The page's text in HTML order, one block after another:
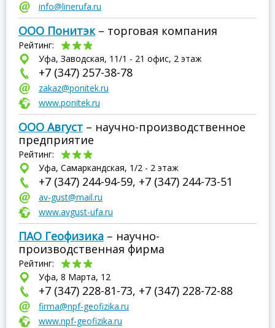
info@linerufa.ru
ООО Понитэк– торговая компания
Рейтинг:
Уфа, Заводская, 11/1 - 21 офис, 2 этаж
+7 (347) 257-38-78
zakaz@ponitek.ru
www.ponitek.ru
ООО Август – научно-производственное
предприятие
Рейтинг:
Уфа, Самаркандская, 1/2 - 2 этаж
+7 (347) 244-94-59, +7 (347) 244-73-51
av-gust@mail.ru
www.avgust-ufa.ru
ПАО Геофизика – научно-
производственная фирма
Рейтинг:
Уфа, 8 Марта, 12
+7 (347) 228-81-73, +7 (347) 228-72-88
firma@npf-geofizika.ru
www.npf-geofizika.ru